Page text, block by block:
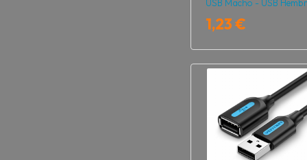
USB Macho - USB
1,23 €